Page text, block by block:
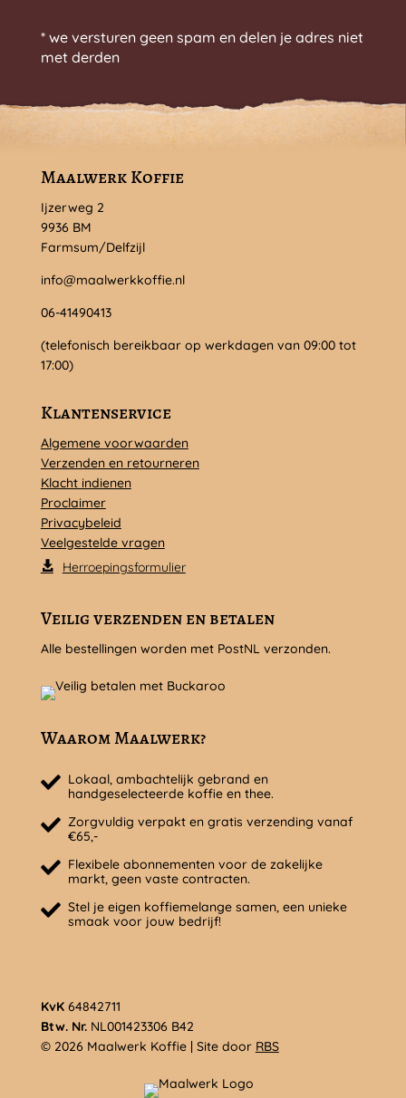
* we versturen geen spam en delen je adres niet
met derden
Maalwerk Koffie
Ijzerweg 2
9936 BM
Farmsum/Delfzijl
info@maalwerkkoffie.nl
06-41490413
(telefonisch bereikbaar op werkdagen van 09:00 tot
17:00)
Klantenservice
Algemene voorwaarden
Verzenden en retourneren
Klacht indienen
Proclaimer
Privacybeleid
Veelgestelde vragen
Herroepingsformulier
Veilig verzenden en betalen
Alle bestellingen worden met PostNL verzonden.
Waarom Maalwerk?
Lokaal, ambachtelijk gebrand en
handgeselecteerde koffie en thee.
Zorgvuldig verpakt en gratis verzending vanaf
€65,-
Flexibele abonnementen voor de zakelijke
markt, geen vaste contracten.
Stel je eigen koffiemelange samen, een unieke
smaak voor jouw bedrijf!
KvK64842711
Btw. Nr.NL001423306 B42
© 2026 Maalwerk Koffie | Site door RBS